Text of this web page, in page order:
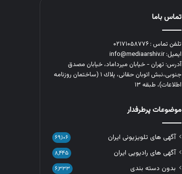
تماس باما
تلفن تماس : ۰۲۱۷۱۰۵۸۷۷۶
ایمیل: info@mediaarshiv.ir
آدرس: تهران - خیابان میرداماد، خیابان مصدق
جنوبی،نبش اتوبان حقانی، پلاك ١ (ساختمان روزنامه
اطلاعات)، طبقه ۱۳
موضوعات پرطرفدار
آگهی های تلویزیونی ایران ۶۹,۱۰۶
آگهی های رادیویی ایران ۸,۴۴۵
بدون دسته بندی ۶,۳۳۳